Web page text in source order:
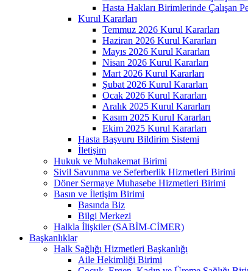
Hasta Hakları Birimlerinde Çalışan
Kurul Kararları
Temmuz 2026 Kurul Kararları
Haziran 2026 Kurul Kararları
Mayıs 2026 Kurul Kararları
Nisan 2026 Kurul Kararları
Mart 2026 Kurul Kararları
Şubat 2026 Kurul Kararları
Ocak 2026 Kurul Kararları
Aralık 2025 Kurul Kararları
Kasım 2025 Kurul Kararları
Ekim 2025 Kurul Kararları
Hasta Başvuru Bildirim Sistemi
İletişim
Hukuk ve Muhakemat Birimi
Sivil Savunma ve Seferberlik Hizmetleri Birimi
Döner Sermaye Muhasebe Hizmetleri Birimi
Basın ve İletişim Birimi
Basında Biz
Bilgi Merkezi
Halkla İlişkiler (SABİM-CİMER)
Başkanlıklar
Halk Sağlığı Hizmetleri Başkanlığı
Aile Hekimliği Birimi